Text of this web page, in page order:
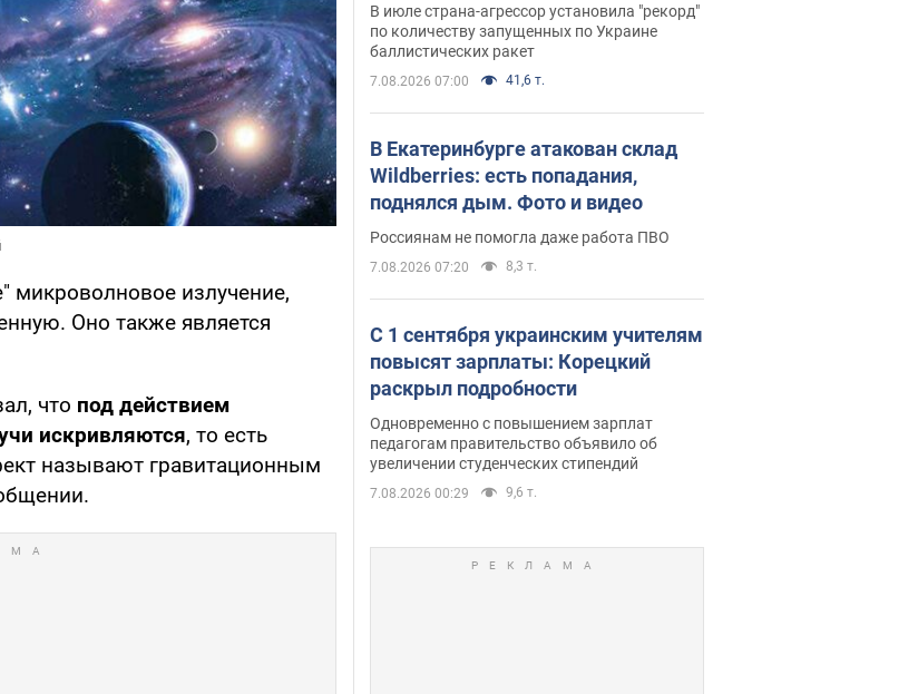
излучение,
Оно также является
что под действием
искривляются, то есть
называют гравитационным
В июле страна-агрессор установила "рекорд"
по количеству запущенных по Украине
баллистических ракет
7.08.2026 07:00 41,6 т.
В Екатеринбурге атакован склад
Wildberries: есть попадания,
поднялся дым. Фото и видео
Россиянам не помогла даже работа ПВО
7.08.2026 07:20 8,3 т.
С 1 сентября украинским учителям
повысят зарплаты: Корецкий
раскрыл подробности
Одновременно с повышением зарплат
педагогам правительство объявило об
увеличении студенческих стипендий
7.08.2026 00:29 9,6 т.